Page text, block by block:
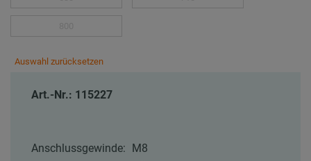
Auswahl zurücksetzen
Art.-Nr.: 115227
Anschlussgewinde:
M8